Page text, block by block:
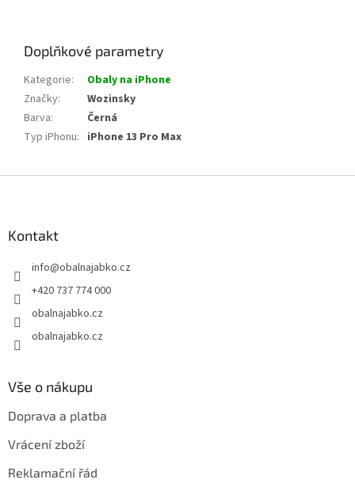
Doplňkové parametry
Kategorie:
Obaly na iPhone
Značky:
Wozinsky
Barva:
Černá
Typ iPhonu: iPhone 13 Pro Max
Kontakt
info@obalnajabko.cz
+420 737 774 000
obalnajabko.cz
obalnajabko.cz
Vše o nákupu
Doprava a platba
Vrácení zboží
Reklamační řád